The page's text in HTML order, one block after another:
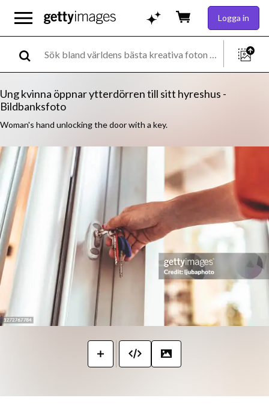
Logga in
Ung kvinna öppnar ytterdörren till sitt hyreshus -
Bildbanksfoto
Woman's hand unlocking the door with a key.